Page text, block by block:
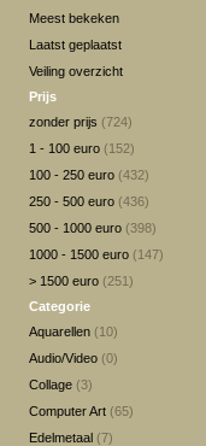
Meest bekeken
Laatst geplaatst
Veiling overzicht
Prijs
zonder prijs (724)
1 - 100 euro (152)
100 - 250 euro (432)
250 - 500 euro (436)
500 - 1000 euro (398)
1000 - 1500 euro (147)
> 1500 euro (251)
Categorie
Aquarellen (10)
Audio/Video (0)
Collage (3)
Computer Art (65)
Edelmetaal (7)